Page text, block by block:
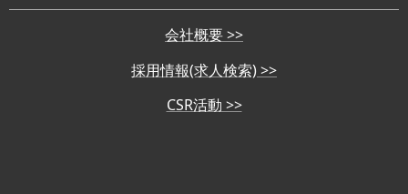
会社概要 >>
採用情報(求人検索) >>
CSR活動 >>